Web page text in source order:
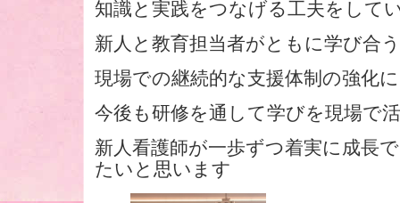
知識と実践をつなげる工夫をして
新人と教育担当者がともに学び合
現場での継続的な支援体制の強化
今後も研修を通して学びを現場で
新人看護師が一歩ずつ着実に成長
たいと思います